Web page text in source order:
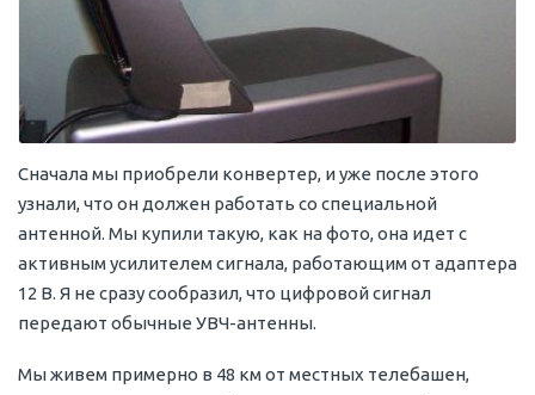
Сначала мы приобрели конвертер, и уже после этого
узнали, что он должен работать со специальной
антенной. Мы купили такую, как на фото, она идет с
активным усилителем сигнала, работающим от адаптера
12 В. Я не сразу сообразил, что цифровой сигнал
передают обычные УВЧ-антенны.
Мы живем примерно в 48 км от местных телебашен,